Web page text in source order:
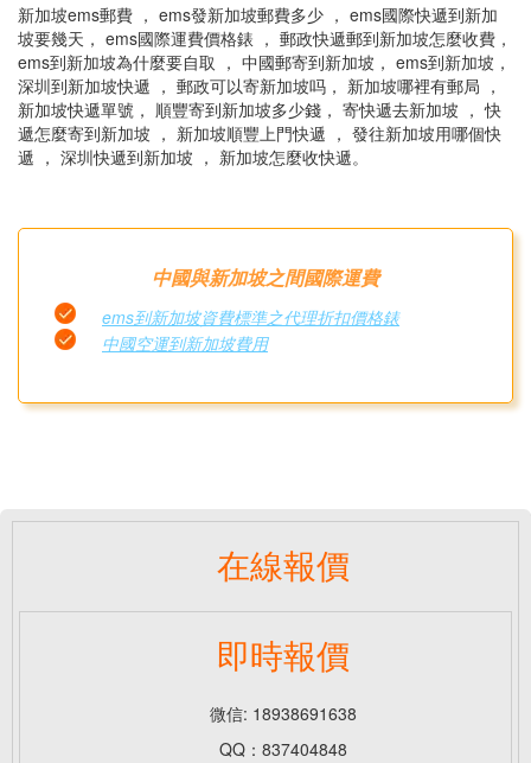
新加坡ems郵費 ， ems發新加坡郵費多少 ， ems國際快遞到新加
坡要幾天， ems國際運費價格錶 ， 郵政快遞郵到新加坡怎麼收費，
ems到新加坡為什麼要自取 ， 中國郵寄到新加坡， ems到新加坡，
深圳到新加坡快遞 ， 郵政可以寄新加坡吗， 新加坡哪裡有郵局 ，
新加坡快遞單號， 順豐寄到新加坡多少錢， 寄快遞去新加坡 ， 快
遞怎麼寄到新加坡 ， 新加坡順豐上門快遞 ， 發往新加坡用哪個快
遞 ， 深圳快遞到新加坡 ， 新加坡怎麼收快遞。
中國與新加坡之間國際運費
ems到新加坡資費標準之代理折扣價格錶
中國空運到新加坡費用
在線報價
即時報價
微信: 18938691638
QQ：837404848